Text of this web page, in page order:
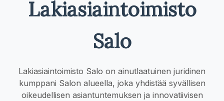
Lakiasiaintoimisto
Salo
Lakiasiaintoimisto Salo on ainutlaatuinen juridinen
kumppani Salon alueella, joka yhdistää syvällisen
oikeudellisen asiantuntemuksen ja innovatiivisen